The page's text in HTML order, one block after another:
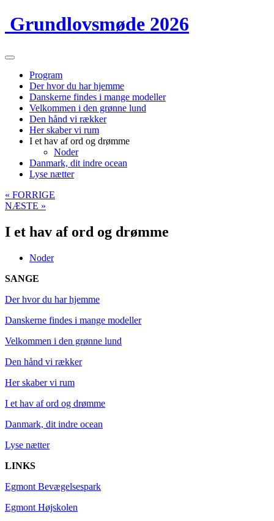
Grundlovsmøde 2026
Program
Der hvor du har hjemme
Danskerne findes i mange modeller
Velkommen i den grønne lund
Den hånd vi rækker
Her skaber vi rum
I et hav af ord og drømme
Noder
Danmark, dit indre ocean
Lyse nætter
« FORRIGE
NÆSTE »
I et hav af ord og drømme
Noder
SANGE
Der hvor du har hjemme
Danskerne findes i mange modeller
Velkommen i den grønne lund
Den hånd vi rækker
Her skaber vi rum
I et hav af ord og drømme
Danmark, dit indre ocean
Lyse nætter
LINKS
Egmont Bevægelsespark
Egmont Højskolen